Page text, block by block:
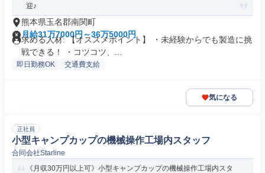
迎♪
熊本県玉名郡南関町
月給31万7000円～36万5000円
求める人材: 【オススメポイント】 ・未経験からでも製造に挑
戦できる！ ・コツコツ、...
即日勤務OK 交通費支給
気になる
正社員
小型キャンプカップの機械操作工場内スタッフ
合同会社Starline
《月収30万円以上可》小型キャンプカップの機械操作工場内スタ